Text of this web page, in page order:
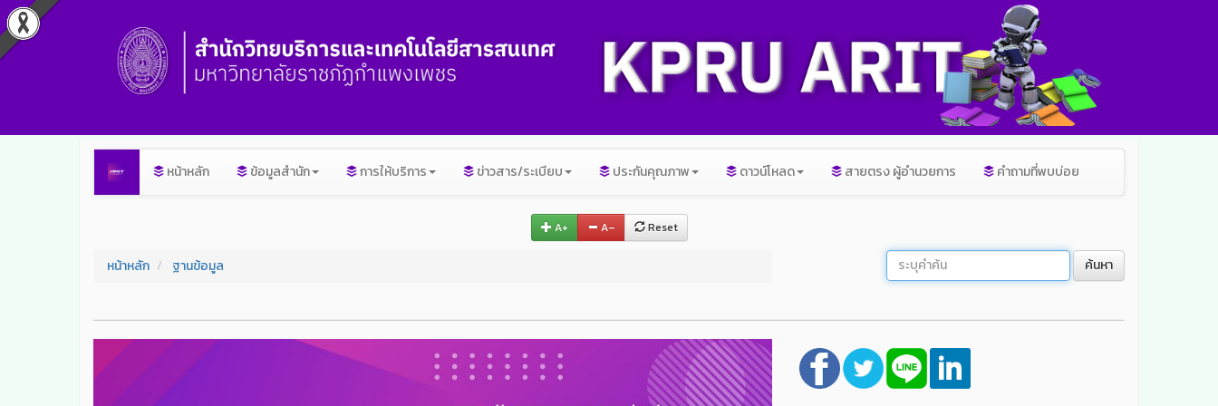
หน้าหลัก ข้อมูลสำนัก การให้บริการ ข่าวสาร/ระเบียบ ประกันคุณภาพ ดาวน์โหลด สายตรง ผู้อำนวยการ คำถามที่พบบ่อย
A+ A– Reset
หน้าหลัก ฐานข้อมูล ค้นหา